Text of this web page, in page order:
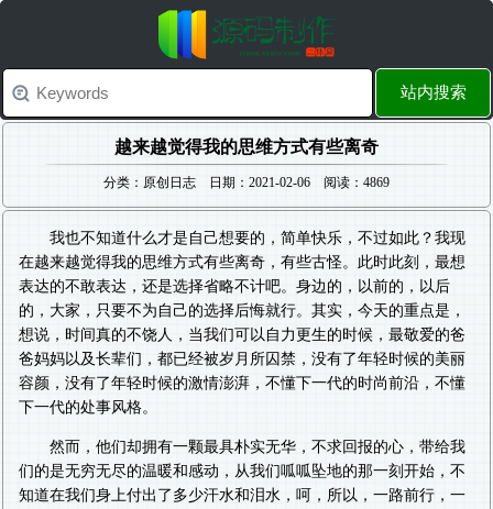
站内搜索
越来越觉得我的思维方式有些离奇
分类：原创日志 日期：2021-02-06 阅读：4869
我也不知道什么才是自己想要的，简单快乐，不过如此？我现
在越来越觉得我的思维方式有些离奇，有些古怪。此时此刻，最想
表达的不敢表达，还是选择省略不计吧。身边的，以前的，以后
的，大家，只要不为自己的选择后悔就行。其实，今天的重点是，
想说，时间真的不饶人，当我们可以自力更生的时候，最敬爱的爸
爸妈妈以及长辈们，都已经被岁月所囚禁，没有了年轻时候的美丽
容颜，没有了年轻时候的激情澎湃，不懂下一代的时尚前沿，不懂
下一代的处事风格。
然而，他们却拥有一颗最具朴实无华，不求回报的心，带给我
们的是无穷无尽的温暖和感动，从我们呱呱坠地的那一刻开始，不
知道在我们身上付出了多少汗水和泪水，呵，所以，一路前行，一